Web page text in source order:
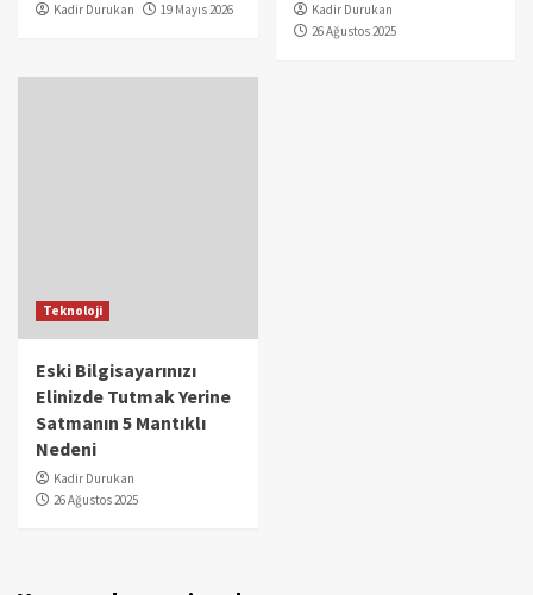
Kadir Durukan 19 Mayıs 2026
Kadir Durukan
26 Ağustos 2025
Teknoloji
Eski Bilgisayarınızı
Elinizde Tutmak Yerine
Satmanın 5 Mantıklı
Nedeni
Kadir Durukan
26 Ağustos 2025